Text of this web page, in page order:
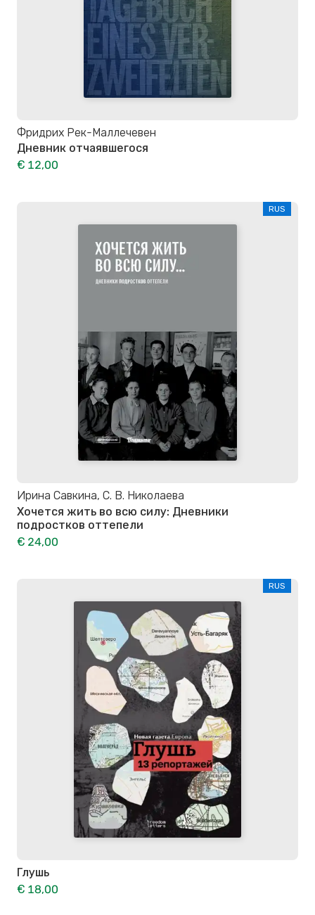
Фридрих Рек-Маллечевен
Дневник отчаявшегося
€ 12,00
RUS
Ирина Савкина, С. В. Николаева
Хочется жить во всю силу: Дневники
подростков оттепели
€ 24,00
RUS
Глушь
€ 18,00